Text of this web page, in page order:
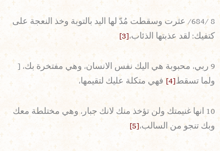
8 /684/ عثرت وسقطت مُدّ لها اليد بالتوبة وخذ النعجة على
كتفيك: لقد عذبتها الذئاب، [3]
9 ربي، محبوبة هي اليك نفس الانسان، وهي مفتخرة بك، [
ولما تسقط [4] فهي متكلة عليك لتقيمها،
10 انها غنيمتك ولن تؤخذ منك لانك جبار، وهي مختلطة معك
وبك تنجو من السالب، [5]